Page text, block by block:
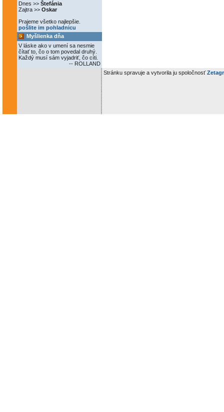
Dnes >> Štefánia
Zajtra >> Oskar
Prajeme všetko najlepšie.
pošlite im pohladnicu
Myšlienka dňa
V láske ako v umení sa nesmie
čítať to, čo o tom povedal druhý.
Každý musí sám vyjadriť, čo cíti.
-- ROLLAND
Stránku spravuje a vytvorila ju spoločnosť